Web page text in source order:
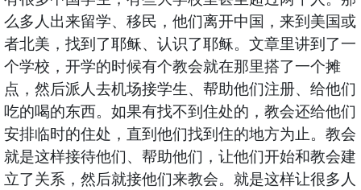
么多人出来留学、移民，他们离开中国，来到美国或
者北美，找到了耶稣、认识了耶稣。文章里讲到了一
个学校，开学的时候有个教会就在那里搭了一个摊
点，然后派人去机场接学生、帮助他们注册、给他们
吃的喝的东西。如果有找不到住处的，教会还给他们
安排临时的住处，直到他们找到住的地方为止。教会
就是这样接待他们、帮助他们，让他们开始和教会建
立了关系，然后就接他们来教会。就是这样让很多人